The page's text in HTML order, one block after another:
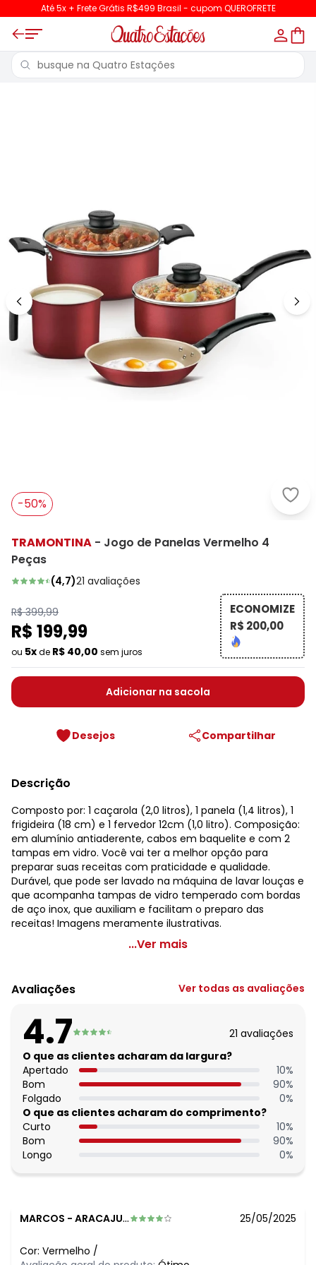
Até 5x + Frete Grátis R$499 Brasil - cupom QUEROFRETE
-50%
TRAMONTINA - Jogo de Panelas Vermelho 4
Peças
(4,7)21 avaliações
R$ 399,99
R$ 199,99
ou 5xde R$ 40,00 sem juros
ECONOMIZE
R$ 200,00
Adicionar na sacola
Desejos Compartilhar
Descrição
Composto por: 1 caçarola (2,0 litros), 1 panela (1,4 litros), 1
frigideira (18 cm) e 1 fervedor 12cm (1,0 litro). Composição:
em alumínio antiaderente, cabos em baquelite e com 2
tampas em vidro. Você vai ter a melhor opção para
preparar suas receitas com praticidade e qualidade.
Durável, que pode ser lavado na máquina de lavar louças e
que acompanha tampas de vidro temperado com bordas
de aço inox, que auxiliam e facilitam o preparo das
receitas! Imagens meramente ilustrativas.
Tramontina - Jogo de Panelas Vermelho 4 Peças
Composto por:
1 caçarola (2,0 litros),
1 frigideira (18 cm)
1 fervedor 12cm (1,0 litros).
Composição: em alumínio antiaderente, cabos em
baquelite e com 2 tampas em vidro.
Você vai ter a melhor opção para preparar suas receitas
com praticidade e qualidade. Durável, que pode ser lavado
na máquina de lavar louças e que acompanha tampas de
vidro temperado com bordas de aço inox, que auxiliam e
facilitam o preparo das receitas!
Imagens meramente ilustrativas.
...Ver mais
Avaliações Ver todas as avaliações
4.7 21 avaliações
O que as clientes acharam da largura?
Apertado
10%
Bom
90%
Folgado
0%
O que as clientes acharam do comprimento?
Curto
10%
Bom
90%
Longo
0%
MARCOS - ARACAJU - SE 25/05/2025
Cor: Vermelho /